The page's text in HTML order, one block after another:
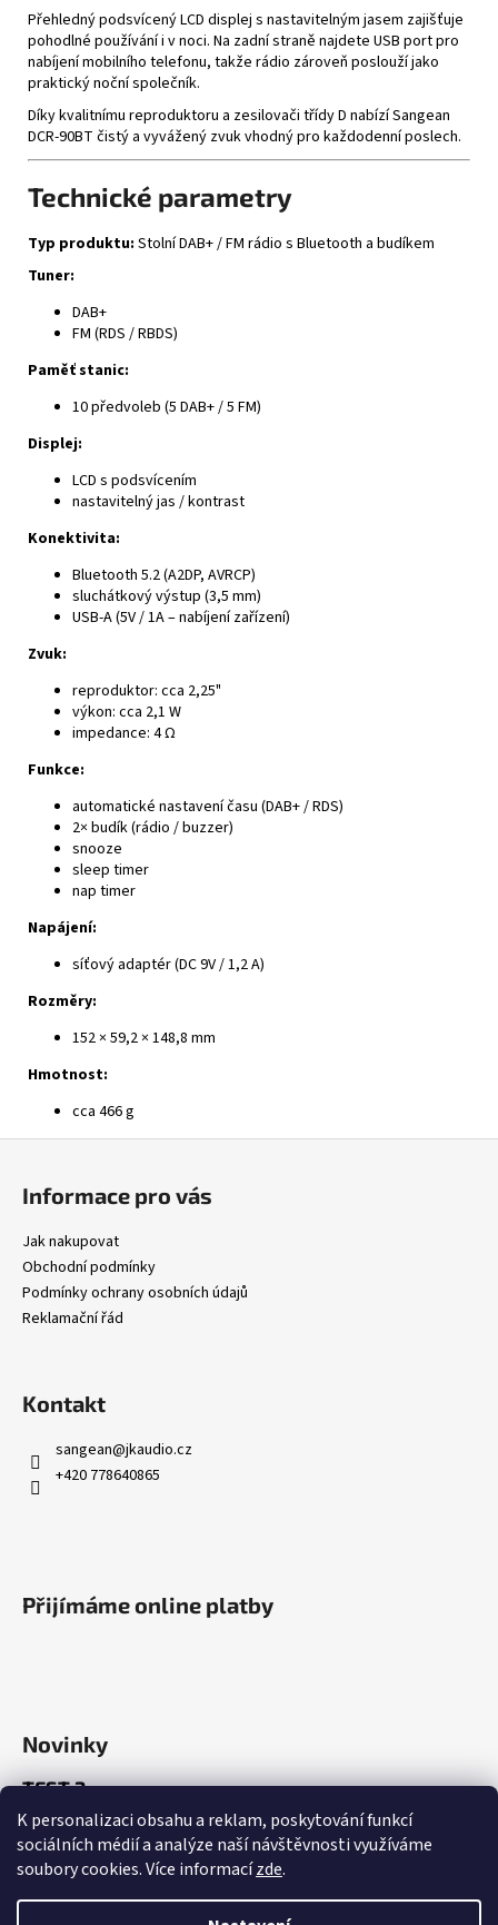
K personalizaci obsahu a reklam, poskytování funkcí
sociálních médií a analýze naší návštěvnosti využíváme
soubory cookies. Více informacízde.
Přehledný podsvícený LCD displej s nastavitelným jasem zajišťuje
pohodlné používání i v noci. Na zadní straně najdete USB port pro
nabíjení mobilního telefonu, takže rádio zároveň poslouží jako
praktický noční společník.
Díky kvalitnímu reproduktoru a zesilovači třídy D nabízí Sangean
DCR-90BT čistý a vyvážený zvuk vhodný pro každodenní poslech.
Technické parametry
Typ produktu: Stolní DAB+ / FM rádio s Bluetooth a budíkem
Tuner:
DAB+
FM (RDS / RBDS)
Paměť stanic:
10 předvoleb (5 DAB+ / 5 FM)
Displej:
LCD s podsvícením
nastavitelný jas / kontrast
Konektivita:
Bluetooth 5.2 (A2DP, AVRCP)
sluchátkový výstup (3,5 mm)
USB-A (5V / 1A – nabíjení zařízení)
Zvuk:
reproduktor: cca 2,25"
výkon: cca 2,1 W
impedance: 4 Ω
Funkce:
automatické nastavení času (DAB+ / RDS)
2× budík (rádio / buzzer)
snooze
sleep timer
nap timer
Napájení:
síťový adaptér (DC 9V / 1,2 A)
Rozměry:
152 × 59,2 × 148,8 mm
Hmotnost:
cca 466 g
Informace pro vás
Jak nakupovat
Obchodní podmínky
Podmínky ochrany osobních údajů
Reklamační řád
Kontakt
sangean@jkaudio.cz
+420 778640865
Přijímáme online platby
Novinky
TEST 2
21.7.2026
TEST 1
11.7.2026